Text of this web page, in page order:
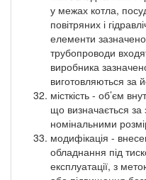
у межах котла,
повітряних і
елементи
трубопроводи
виробника
виготовляються за
місткість - об’єм
що визначається
номінальними
модифікація -
обладнання під
експлуатації, з